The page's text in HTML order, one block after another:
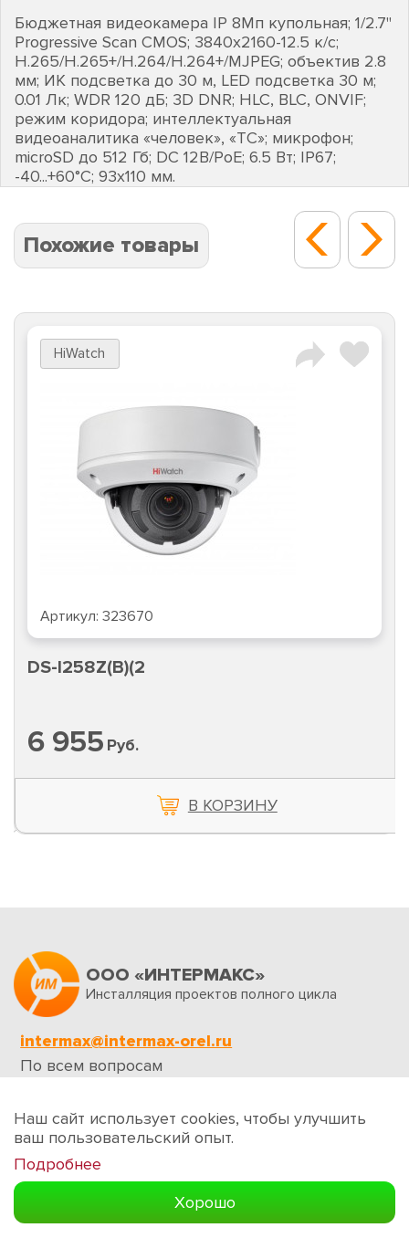
Бюджетная видеокамера IP 8Мп купольная; 1/2.7"
Progressive Scan CMOS; 3840х2160-12.5 к/с;
H.265/H.265+/H.264/H.264+/MJPEG; объектив 2.8
мм; ИК подсветка до 30 м, LED подсветка 30 м;
0.01 Лк; WDR 120 дБ; 3D DNR; HLC, BLC, ONVIF;
режим коридора; интеллектуальная
видеоаналитика «человек», «ТС»; микрофон;
microSD до 512 Гб; DC 12В/PoE; 6.5 Вт; IP67;
-40...+60°C; 93х110 мм.
Похожие товары
HiWatch
Артикул: 323670
DS-I258Z(B)(2
6 955 Руб.
В КОРЗИНУ
ООО «ИНТЕРМАКС»
Инсталляция проектов полного цикла
intermax@intermax-orel.ru
По всем вопросам
Обратная связь
Наш сайт использует cookies, чтобы улучшить
ваш пользовательский опыт.
Подробнее
Хорошо